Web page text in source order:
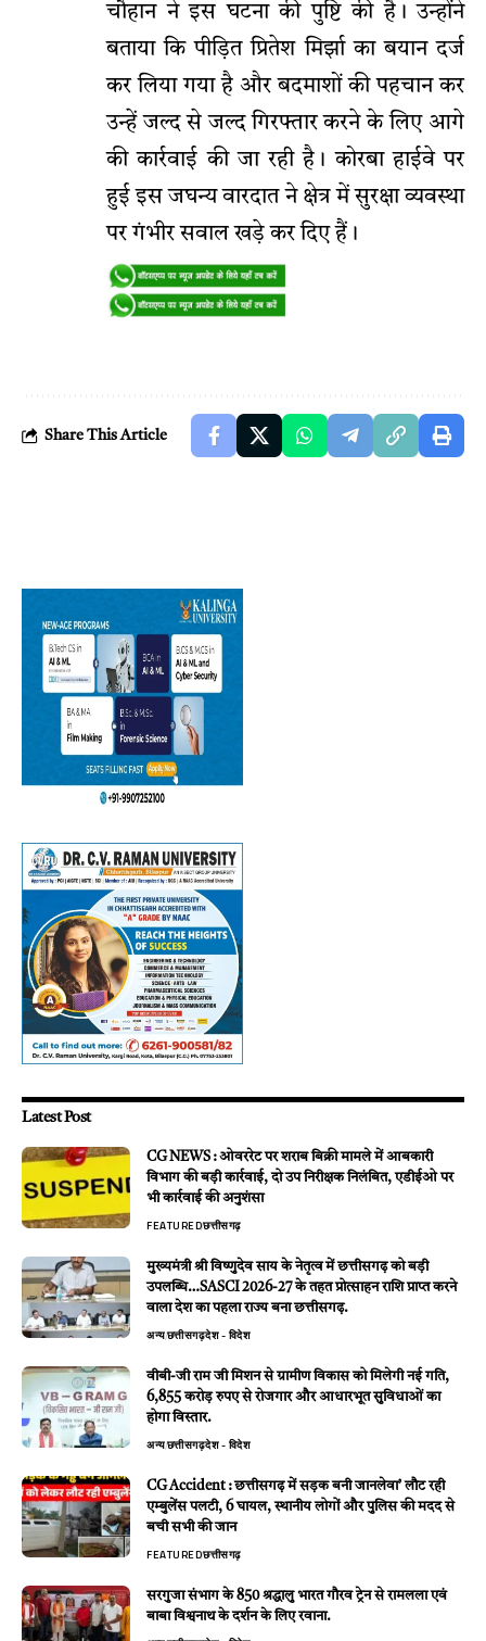
चौहान ने इस घटना की पुष्टि की है। उन्होंने
बताया कि पीड़ित प्रितेश मिर्झा का बयान दर्ज
कर लिया गया है और बदमाशों की पहचान कर
उन्हें जल्द से जल्द गिरफ्तार करने के लिए आगे
की कार्रवाई की जा रही है। कोरबा हाईवे पर
हुई इस जघन्य वारदात ने क्षेत्र में सुरक्षा व्यवस्था
पर गंभीर सवाल खड़े कर दिए हैं।
Share This Article
Latest Post
CG NEWS : ओवररेट पर शराब बिक्री मामले में आबकारी
विभाग की बड़ी कार्रवाई, दो उप निरीक्षक निलंबित, एडीईओ पर
भी कार्रवाई की अनुशंसा
FEATUREDछत्तीसगढ़
मुख्यमंत्री श्री विष्णुदेव साय के नेतृत्व में छत्तीसगढ़ को बड़ी
उपलब्धि…SASCI 2026-27 के तहत प्रोत्साहन राशि प्राप्त करने
वाला देश का पहला राज्य बना छत्तीसगढ़.
अन्यछत्तीसगढ़देश - विदेश
वीबी-जी राम जी मिशन से ग्रामीण विकास को मिलेगी नई गति,
6,855 करोड़ रुपए से रोजगार और आधारभूत सुविधाओं का
होगा विस्तार.
अन्यछत्तीसगढ़देश - विदेश
CG Accident : छत्तीसगढ़ में सड़क बनी जानलेवा’ लौट रही
एम्बुलेंस पलटी, 6 घायल, स्थानीय लोगों और पुलिस की मदद से
बची सभी की जान
FEATUREDछत्तीसगढ़
सरगुजा संभाग के 850 श्रद्धालु भारत गौरव ट्रेन से रामलला एवं
बाबा विश्वनाथ के दर्शन के लिए रवाना.